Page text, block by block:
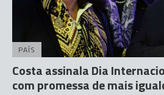
PAÍS
Costa assinala Dia
com promessa de mais